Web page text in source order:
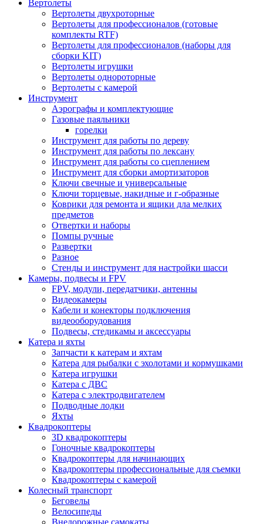
Вертолеты
Вертолеты двухроторные
Вертолеты для профессионалов (готовые
комплекты RTF)
Вертолеты для профессионалов (наборы для
сборки KIT)
Вертолеты игрушки
Вертолеты однороторные
Вертолеты с камерой
Инструмент
Аэрографы и комплектующие
Газовые паяльники
горелки
Инструмент для работы по дереву
Инструмент для работы по лексану
Инструмент для работы со сцеплением
Инструмент для сборки амортизаторов
Ключи свечные и универсальные
Ключи торцевые, накидные и г-образные
Коврики для ремонта и ящики дла мелких
предметов
Отвертки и наборы
Помпы ручные
Развертки
Разное
Стенды и инструмент для настройки шасси
Камеры, подвесы и FPV
FPV, модули, передатчики, антенны
Видеокамеры
Кабели и конекторы подключения
видеооборудования
Подвесы, стедикамы и аксессуары
Катера и яхты
Запчасти к катерам и яхтам
Катера для рыбалки с эхолотами и кормушками
Катера игрушки
Катера с ДВС
Катера с электродвигателем
Подводные лодки
Яхты
Квадрокоптеры
3D квадрокоптеры
Гоночные квадрокоптеры
Квадрокоптеры для начинающих
Квадрокоптеры профессиональные для съемки
Квадрокоптеры с камерой
Колесный транспорт
Беговелы
Велосипеды
Внедорожные самокаты